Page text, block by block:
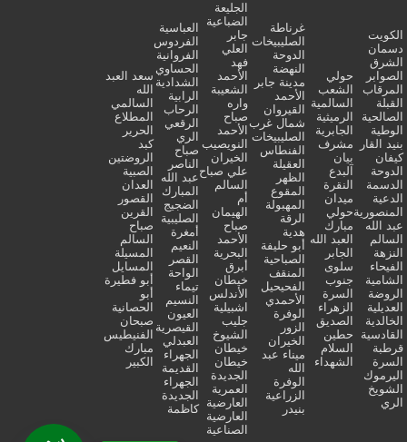
الكويت
دسمان
الشرق
الصوابر
المرقاب
القبلة
الصالحية
الوطية
بنيد القار
كيفان
الدوحة
الدسمة
الدعية
المنصورية
عبد الله
السالم
النزهة
الفيحاء
الشامية
الروضة
العديلية
الخالدية
القادسية
قرطبة
السرة
اليرموك
الشويخ
الري
حولي
الشعب
السالمية
الرميثية
الجابرية
مشرف
بيان
آلبدع
النقرة
ميدان
حولي
مبارك
العبد الله
الجابر
سلوى
جنوب
السرة
الزهراء
الصديق
حطين
السلام
الشهداء
غرناطة
الصليبيخات
الدوحة
النهضة
مدينة جابر
الأحمد
القيروان
شمال غرب
الصليبيخات
الفنطاس
العقيلة
الظهر
المقوع
المهبولة
الرقة
هدية
أبو حليفة
الصباحية
المنقف
الفحيحيل
الأحمدي
الوفرة
الزور
الخيران
ميناء عبد
الله
الوفرة
الزراعية
بنيدر
الجليعة
الضباعية
جابر
العلي
فهد
الأحمد
الشعيبة
واره
صباح
الأحمد
النويصيب
الخيران
علي صباح
السالم
أم
الهيمان
صباح
الأحمد
البحرية
أبرق
خيطان
الأندلس
اشبيلية
جليب
الشيوخ
خيطان
خيطان
الجديدة
العمرية
العارضية
العارضية
الصناعية
العباسية
الفردوس
الفروانية
الحساوي
الشدادية
الرابية
الرحاب
الرقعي
الري
صباح
الناصر
عبد الله
المبارك
الضجيج
الصليبية
أمغرة
النعيم
القصر
الواحة
تيماء
النسيم
العيون
القيصرية
العبدلي
الجهراء
القديمة
الجهراء
الجديدة
كاظمة
سعد العبد
الله
السالمي
المطلاع
الحرير
كبد
الروضتين
الصبية
العدان
القصور
القرين
صباح
السالم
المسيلة
المسايل
أبو فطيرة
أبو
الحصانية
صبحان
الفنيطيس
مبارك
الكبير